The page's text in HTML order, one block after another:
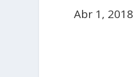
Abr 1, 2018